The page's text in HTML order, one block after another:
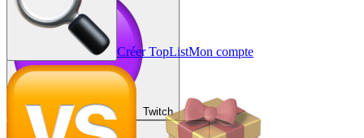
Twitch
Créer TopListMon compte